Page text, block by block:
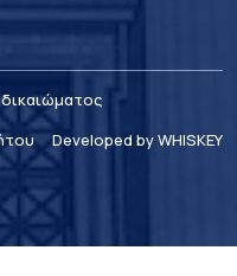
Developed by WHISKEY